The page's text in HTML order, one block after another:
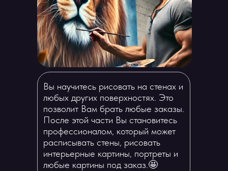
Вы научитесь рисовать на стенах и
любых других поверхностях. Это
позволит Вам брать любые заказы.
После этой части Вы становитесь
профессионалом, который может
расписывать стены, рисовать
интерьерные картины, портреты и
любые картины под заказ.🤩